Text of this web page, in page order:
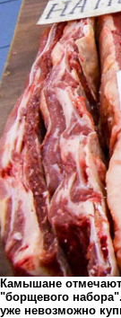
Камышане отмечают
"борщевого
уже невозможно